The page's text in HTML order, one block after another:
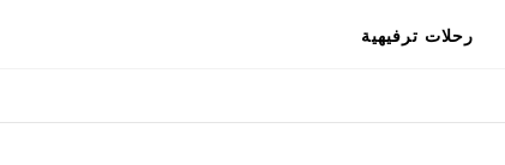
رحلات ترفيهية